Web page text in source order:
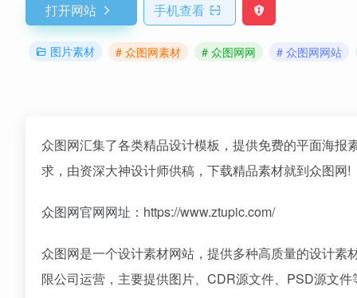
打开网站 手机查看
图片素材 # 众图网素材 # 众图网网 # 众图网网站
众图网汇集了各类精品设计模板，提供免费的平面海
求，由资深大神设计师供稿，下载精品素材就到众图网!
众图网官网网址：https://www.ztupic.com/
众图网是一个设计素材网站，提供多种高质量的设计
限公司运营，主要提供图片、CDR源文件、PSD源文